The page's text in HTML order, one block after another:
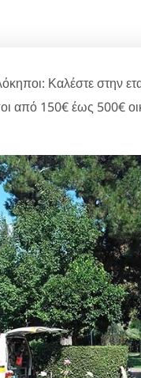
Καλέστε στην
από 150€ έως 500€